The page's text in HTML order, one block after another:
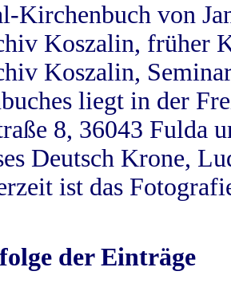
Kirchenbuch von
Koszalin, früher
Koszalin,
liegt in der
8, 36043 Fulda
Deutsch Krone,
ist das
der Einträge